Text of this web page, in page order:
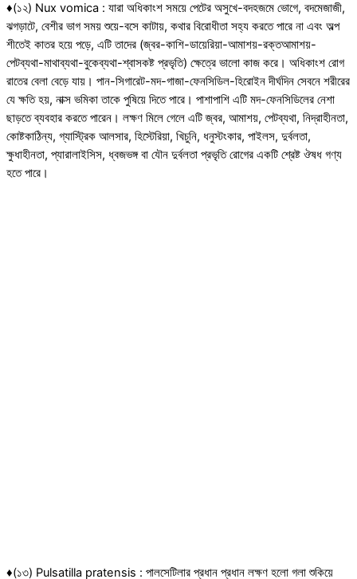
♦(১২) Nux vomica : যারা অধিকাংশ সময়ে পেটের অসুখে-বদহজমে ভোগে, বদমেজাজী,
ঝগড়াটে, বেশীর ভাগ সময় শুয়ে-বসে কাটায়, কথার বিরোধীতা সহ্য করতে পারে না এবং অল্প
শীতেই কাতর হয়ে পড়ে, এটি তাদের (জ্বর-কাশি-ডায়েরিয়া-আমাশয়-রক্তআমাশয়-
পেটব্যথা-মাথাব্যথা-বুকেব্যথা-শ্বাসকষ্ট প্রভৃতি) ক্ষেত্রে ভালো কাজ করে। অধিকাংশ রোগ
রাতের বেলা বেড়ে যায়। পান-সিগারেট-মদ-গাজা-ফেনসিডিল-হিরোইন দীর্ঘদিন সেবনে শরীরের
যে ক্ষতি হয়, নাক্স ভমিকা তাকে পুষিয়ে দিতে পারে। পাশাপাশি এটি মদ-ফেনসিডিলের নেশা
ছাড়তে ব্যবহার করতে পারেন। লক্ষণ মিলে গেলে এটি জ্বর, আমাশয়, পেটব্যথা, নিদ্রাহীনতা,
কোষ্টকাঠিন্য, গ্যাস্ট্রিক আলসার, হিস্টেরিয়া, খিচুনি, ধনুস্টংকার, পাইলস, দুর্বলতা,
ক্ষুধাহীনতা, প্যারালাইসিস, ধ্বজভঙ্গ বা যৌন দুর্বলতা প্রভৃতি রোগের একটি শ্রেষ্ট ঔষধ গণ্য
হতে পারে।
♦(১৩) Pulsatilla pratensis : পালসেটিলার প্রধান প্রধান লক্ষণ হলো গলা শুকিয়ে